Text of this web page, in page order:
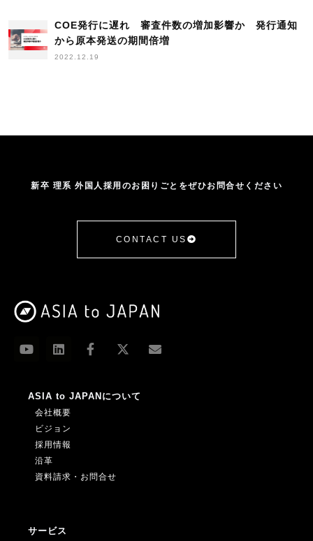
外国人採用HowTo 外国人材 外国人材受け入れ
手続き 採用 杉田昌平 業務改善助成金
COE発行に遅れ 審査件数の増加影響か 発行通知
から原本発送の期間倍増
2022.12.19
新卒 理系 外国人採用のお困りごとをぜひお問合せください
CONTACT US
ASIA to JAPANについて
会社概要
ビジョン
採用情報
沿革
資料請求・お問合せ
サービス